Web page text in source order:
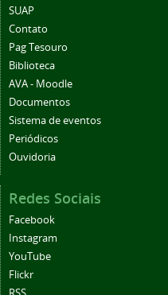
SUAP
Contato
Pag Tesouro
Biblioteca
AVA - Moodle
Documentos
Sistema de eventos
Periódicos
Ouvidoria
Redes Sociais
Facebook
Instagram
YouTube
Flickr